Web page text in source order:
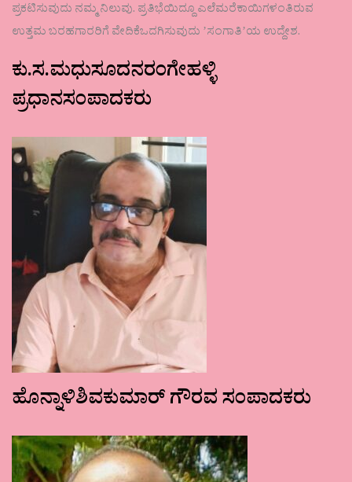
ಪ್ರಕಟಿಸುವುದು ನಮ್ಮ ನಿಲುವು. ಪ್ರತಿಭೆಯಿದ್ದೂ ಎಲೆಮರೆಕಾಯಿಗಳಂತಿರುವ
ಉತ್ತಮ ಬರಹಗಾರರಿಗೆ ವೇದಿಕೆಒದಗಿಸುವುದು ʼಸಂಗಾತಿʼಯ ಉದ್ದೇಶ.
ಕು.ಸ.ಮಧುಸೂದನರಂಗೇಹಳ್ಳಿ
ಪ್ರಧಾನಸಂಪಾದಕರು
ಹೊನ್ನಾಳಿಶಿವಕುಮಾರ್ ಗೌರವ ಸಂಪಾದಕರು